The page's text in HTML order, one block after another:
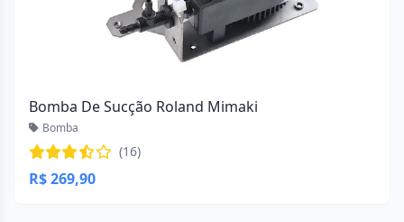
Bomba De Sucção Roland Mimaki
Bomba
(16)
R$ 269,90